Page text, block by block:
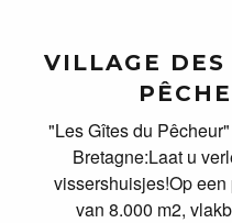
VILLAGE DES
"Les Gîtes du
Bretagne:Laat u
vissershuisjes!Op
van 8.000 m2,